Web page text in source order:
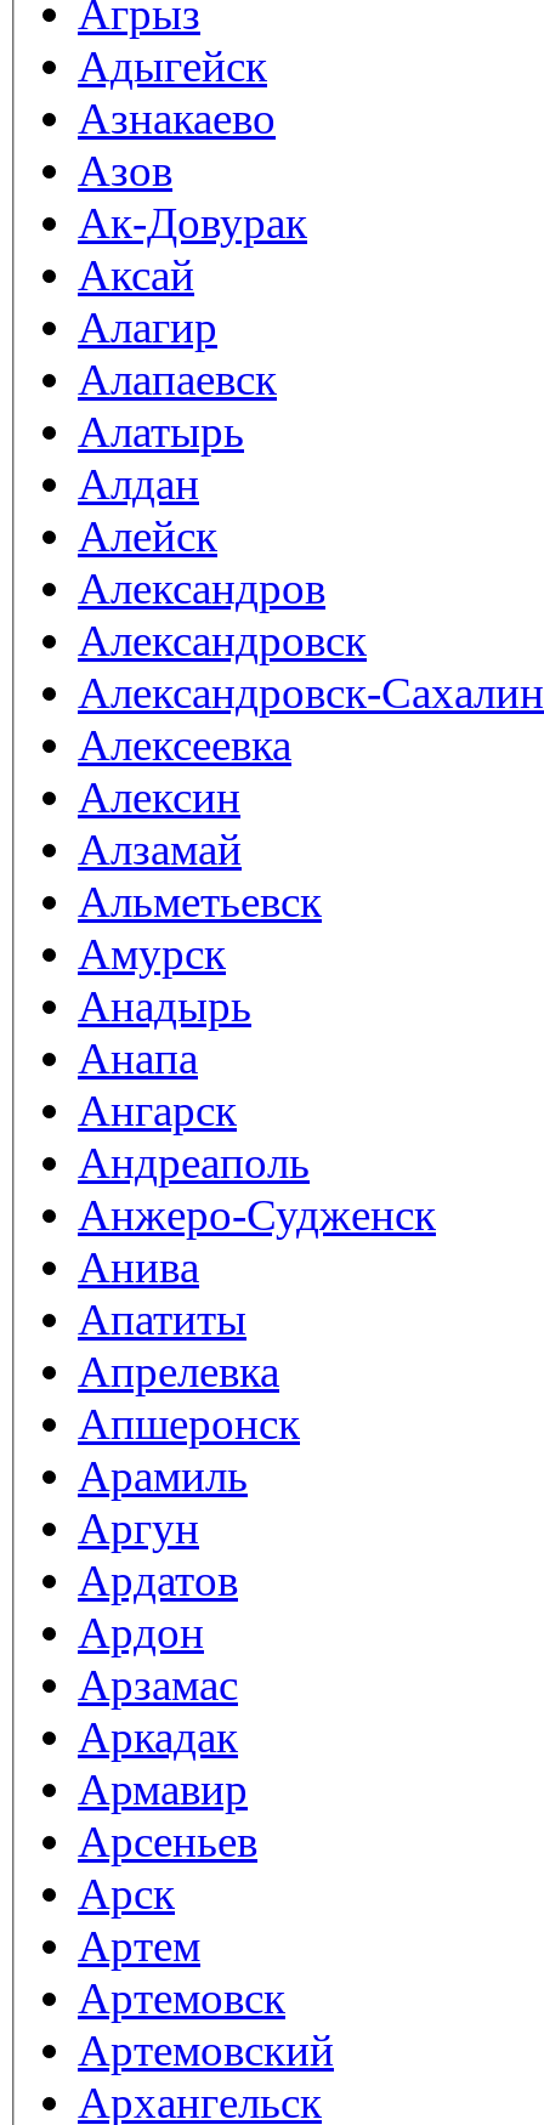
Агрыз
Адыгейск
Азнакаево
Азов
Ак-Довурак
Аксай
Алагир
Алапаевск
Алатырь
Алдан
Алейск
Александров
Александровск
Александровск-
Алексеевка
Алексин
Алзамай
Альметьевск
Амурск
Анадырь
Анапа
Ангарск
Андреаполь
Анжеро-Судженск
Анива
Апатиты
Апрелевка
Апшеронск
Арамиль
Аргун
Ардатов
Ардон
Арзамас
Аркадак
Армавир
Арсеньев
Арск
Артем
Артемовск
Артемовский
Архангельск